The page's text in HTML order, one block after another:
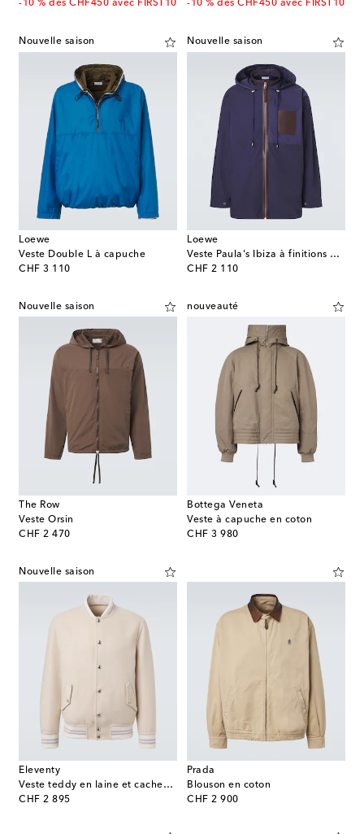
-10 % dès CHF450 avec FIRST10
-10 % dès CHF450 avec FIRST10
Nouvelle saison
Loewe
Veste Double L à capuche
CHF 3 110
original price
Nouvelle saison
Loewe
Veste Paula's Ibiza à finitions en cuir
CHF 2 110
original price
Nouvelle saison
The Row
Veste Orsin
CHF 2 470
original price
nouveauté
Bottega Veneta
Veste à capuche en coton
CHF 3 980
original price
Nouvelle saison
Eleventy
Veste teddy en laine et cachemire
CHF 2 895
original price
Prada
Blouson en coton
CHF 2 900
original price